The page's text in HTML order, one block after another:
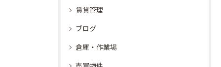
賃貸管理
ブログ
倉庫・作業場